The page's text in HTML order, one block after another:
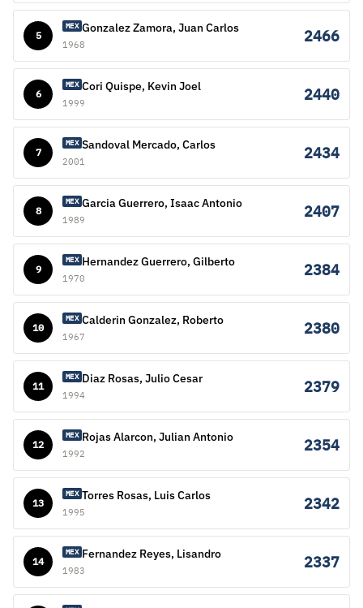
5
MEX Gonzalez Zamora, Juan Carlos
1968 2466
6
MEX Cori Quispe, Kevin Joel
1999 2440
7
MEX Sandoval Mercado, Carlos
2001 2434
8
MEX Garcia Guerrero, Isaac Antonio
1989 2407
9
MEX Hernandez Guerrero, Gilberto
1970 2384
10
MEX Calderin Gonzalez, Roberto
1967 2380
11
MEX Diaz Rosas, Julio Cesar
1994 2379
12
MEX Rojas Alarcon, Julian Antonio
1992 2354
13
MEX Torres Rosas, Luis Carlos
1995 2342
14
MEX Fernandez Reyes, Lisandro
1983 2337